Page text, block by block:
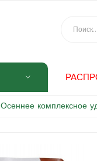
Осеннее комплексное